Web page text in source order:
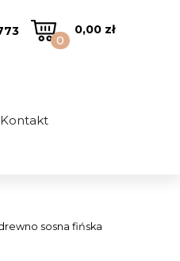
0
0,00 zł
Kontakt
sosna fińska